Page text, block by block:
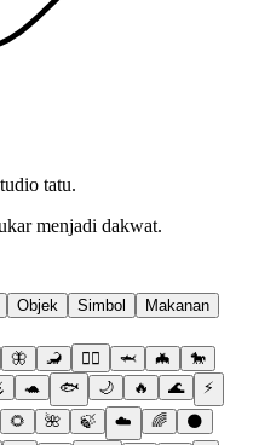
tatu.
menjadi dakwat.
Objek Simbol
Makanan
🦋 🦂 🐦‍🔥 🦈 🦇
🐎
🐢 🐟 🌙 🔥 🌊
⚡
🌻 🌺 🍃 ☁️ 🌈
🌑